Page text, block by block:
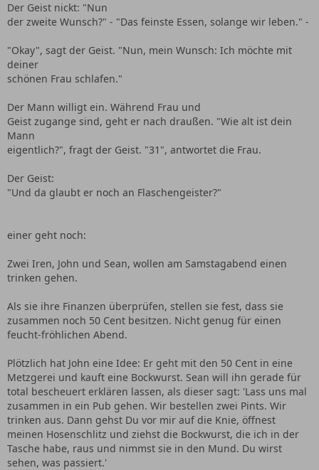
Der Geist nickt: "Nun
der zweite Wunsch?" - "Das feinste Essen, solange wir leben." -
"Okay", sagt der Geist. "Nun, mein Wunsch: Ich möchte mit
deiner
schönen Frau schlafen."
Der Mann willigt ein. Während Frau und
Geist zugange sind, geht er nach draußen. "Wie alt ist dein
Mann
eigentlich?", fragt der Geist. "31", antwortet die Frau.
Der Geist:
"Und da glaubt er noch an Flaschengeister?"
einer geht noch:
Zwei Iren, John und Sean, wollen am Samstagabend einen
trinken gehen.
Als sie ihre Finanzen überprüfen, stellen sie fest, dass sie
zusammen noch 50 Cent besitzen. Nicht genug für einen
feucht-fröhlichen Abend.
Plötzlich hat John eine Idee: Er geht mit den 50 Cent in eine
Metzgerei und kauft eine Bockwurst. Sean will ihn gerade für
total bescheuert erklären lassen, als dieser sagt: 'Lass uns mal
zusammen in ein Pub gehen. Wir bestellen zwei Pints. Wir
trinken aus. Dann gehst Du vor mir auf die Knie, öffnest
meinen Hosenschlitz und ziehst die Bockwurst, die ich in der
Tasche habe, raus und nimmst sie in den Mund. Du wirst
sehen, was passiert.'